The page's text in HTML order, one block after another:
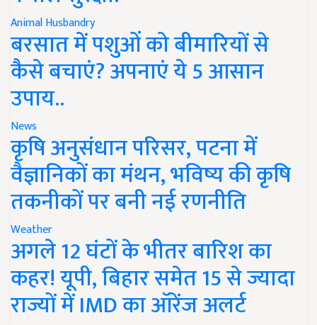
Animal Husbandry
बरसात में पशुओं को बीमारियों से
कैसे बचाएं? अपनाएं ये 5 आसान
उपाय..
News
कृषि अनुसंधान परिसर, पटना में
वैज्ञानिकों का मंथन, भविष्य की कृषि
तकनीकों पर बनी नई रणनीति
Weather
अगले 12 घंटों के भीतर बारिश का
कहर! यूपी, बिहार समेत 15 से ज्यादा
राज्यों में IMD का ऑरेंज अलर्ट